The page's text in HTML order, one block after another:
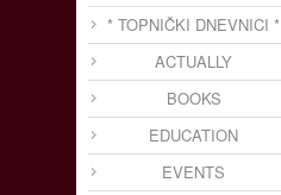
* TOPNIČKI DNEVNICI *
ACTUALLY
BOOKS
EDUCATION
EVENTS